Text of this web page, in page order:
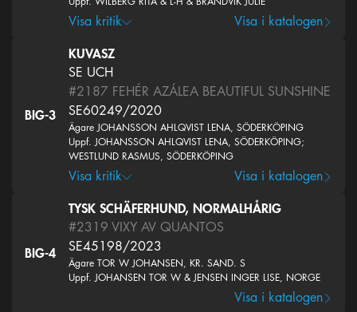
Visa kritik Visa i katalogen
BIG-3
KUVASZ
SE UCH
#2187 FEHÉR AZÁLEA BEAUTIFUL SUNSHINE
SE60249/2020
Ägare JOHANSSON AHLQVIST LENA, SÖDERKÖPING
Uppf. JOHANSSON AHLQVIST LENA, SÖDERKÖPING;
WESTLUND RASMUS, SÖDERKÖPING
Visa kritik Visa i katalogen
BIG-4
TYSK SCHÄFERHUND, NORMALHÅRIG
#2319 VIXY AV QUANTOS
SE45198/2023
Ägare TOR W JOHANSEN, KR. SAND. S
Uppf. JOHANSEN TOR W & JENSEN INGER LISE, NORGE
Visa i katalogen